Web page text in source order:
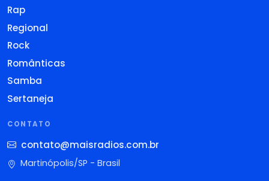
Rap
Regional
Rock
Românticas
Samba
Sertaneja
CONTATO
contato@maisradios.com.br
Martinópolis/SP - Brasil